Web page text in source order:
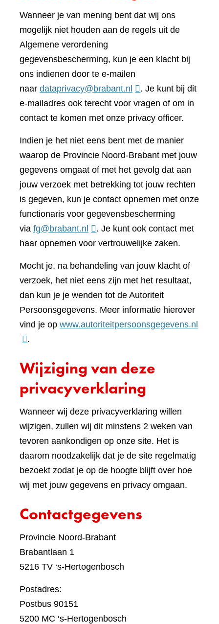
Wanneer je van mening bent dat wij ons
mogelijk niet houden aan de regels uit de
Algemene verordening
gegevensbescherming, kun je een klacht bij
ons indienen door te e-mailen
naar dataprivacy@brabant.nl
. Je kunt bij dit
e-mailadres ook terecht voor vragen of om in
contact te komen met onze privacy officer.
Indien je het niet eens bent met de manier
waarop de Provincie Noord-Brabant met jouw
gegevens omgaat of met het gevolg dat aan
jouw verzoek met betrekking tot jouw rechten
is gegeven, kun je contact opnemen met onze
functionaris voor gegevensbescherming
via fg@brabant.nl
. Je kunt ook contact met
haar opnemen voor vertrouwelijke zaken.
Mocht je, na behandeling van jouw klacht of
verzoek, het niet eens zijn met het resultaat,
dan kun je je wenden tot de Autoriteit
Persoonsgegevens. Meer informatie hierover
vind je op www.autoriteitpersoonsgegevens.nl
.
Wijziging van deze
privacyverklaring
Wanneer wij deze privacyverklaring willen
wijzigen, zullen wij dit minstens 2 weken van
tevoren aankondigen op onze site. Het is
daarom noodzakelijk dat je de site regelmatig
bezoekt zodat je op de hoogte blijft over hoe
wij met jouw gegevens en privacy omgaan.
Contactgegevens
Provincie Noord-Brabant
Brabantlaan 1
5216 TV ‘s-Hertogenbosch
Postadres:
Postbus 90151
5200 MC ‘s-Hertogenbosch